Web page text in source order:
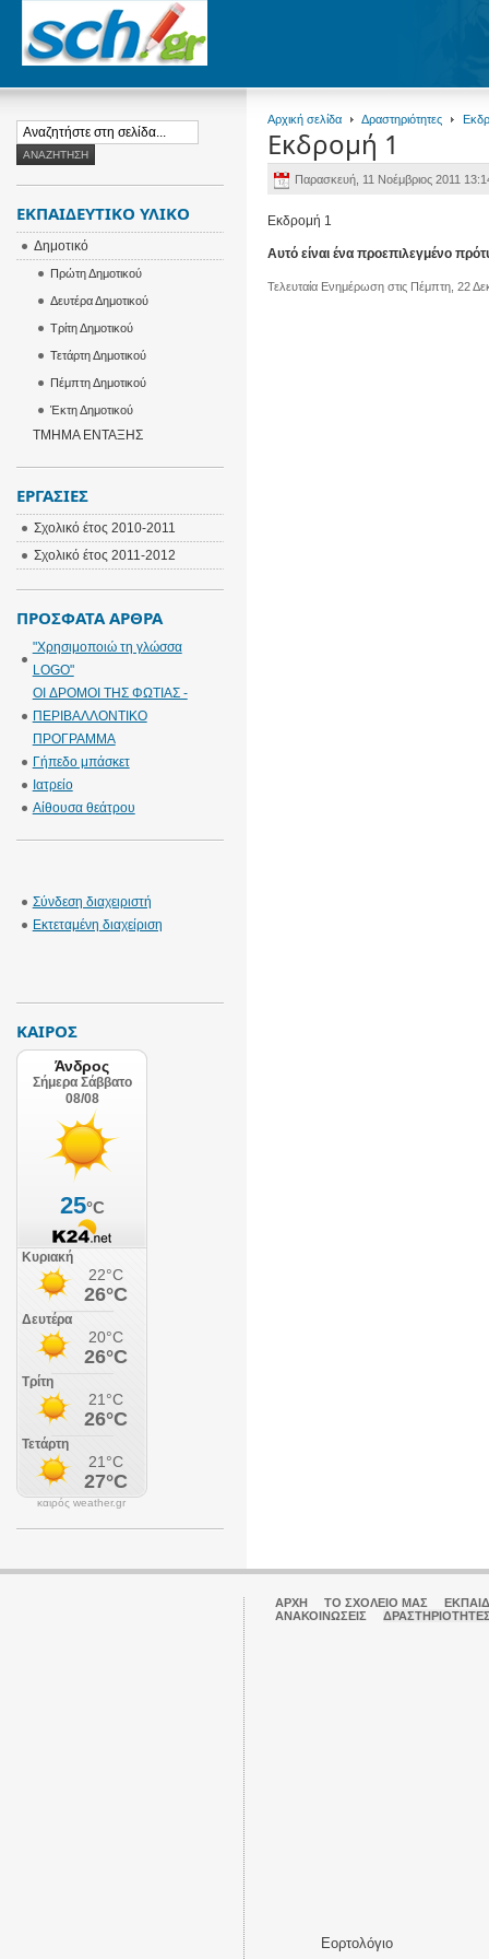
Αρχική σελίδα Δραστηριότητες
Εκδρομή 1
Παρασκευή, 11 Νοέμβριος 2011
Εκδρομή 1
Αυτό είναι ένα προεπιλεγμένο
Τελευταία Ενημέρωση στις Πέμπτη, 22
ΕΚΠΑΙΔΕΥΤΙΚΌ ΥΛΙΚΌ
Δημοτικό
Πρώτη Δημοτικού
Δευτέρα Δημοτικού
Τρίτη Δημοτικού
Τετάρτη Δημοτικού
Πέμπτη Δημοτικού
Έκτη Δημοτικού
ΤΜΗΜΑ ΕΝΤΑΞΗΣ
ΕΡΓΑΣΊΕΣ
Σχολικό έτος 2010-2011
Σχολικό έτος 2011-2012
ΠΡΌΣΦΑΤΑ ΆΡΘΡΑ
"Χρησιμοποιώ τη γλώσσα
LOGO"
OI ΔΡΟΜΟΙ ΤΗΣ ΦΩΤΙΑΣ -
ΠΕΡΙΒΑΛΛΟΝΤΙΚΟ
ΠΡΟΓΡΑΜΜΑ
Γήπεδο μπάσκετ
Ιατρείο
Αίθουσα θεάτρου
Σύνδεση διαχειριστή
Εκτεταμένη διαχείριση
ΚΑΙΡΟΣ
καιρός weather.gr
ΑΡΧΉ ΤΟ ΣΧΟΛΕΊΟ ΜΑΣ
ΑΝΑΚΟΙΝΏΣΕΙΣ
Εορτολόγιο